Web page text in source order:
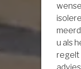
u als
regelt